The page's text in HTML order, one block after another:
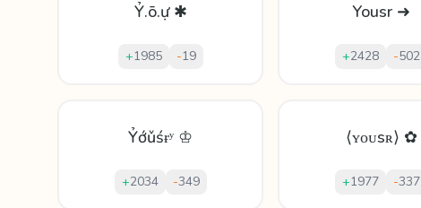
Ỷ.ō.ự ✱
+1985 -19
Yousr ➜
+2428 -502
Ỷớǔśɍʸ ♔
+2034 -349
⟨ʏᴏᴜsʀ⟩ ✿
+1977 -337